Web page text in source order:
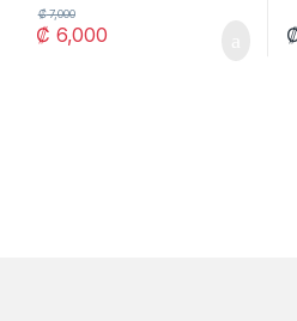
₡ 6,000
₡7,000